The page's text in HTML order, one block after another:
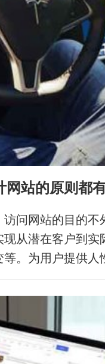
网站的原则都
问网站的目的不
从潜在客户到实
。为用户提供人
。